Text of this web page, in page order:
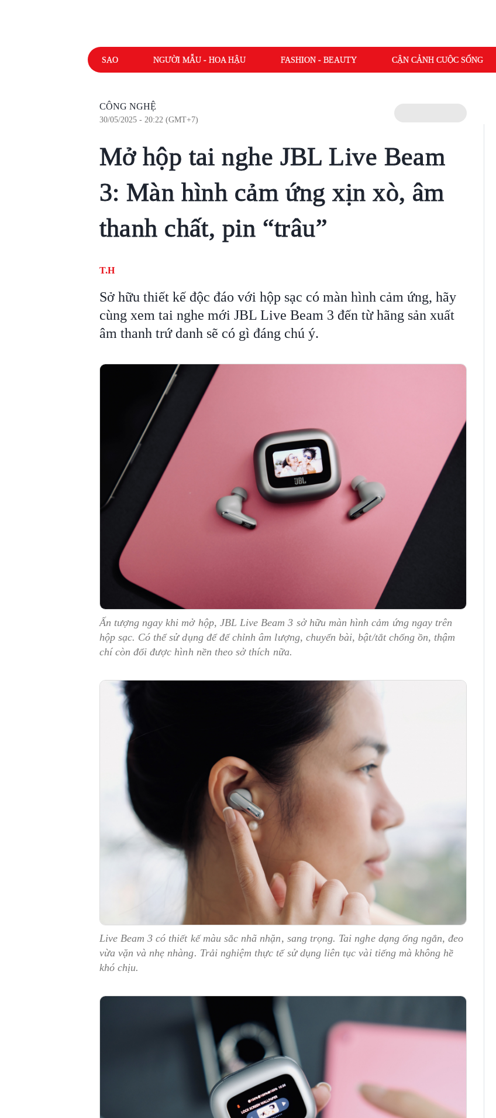
SAO NGƯỜI MẪU - HOA HẬU FASHION - BEAUTY CẬN CẢNH CUỘC SỐNG
CÔNG NGHỆ
30/05/2025 - 20:22 (GMT+7)
Mở hộp tai nghe JBL Live Beam
3: Màn hình cảm ứng xịn xò, âm
thanh chất, pin “trâu”
T.H
Sở hữu thiết kế độc đáo với hộp sạc có màn hình cảm ứng, hãy
cùng xem tai nghe mới JBL Live Beam 3 đến từ hãng sản xuất
âm thanh trứ danh sẽ có gì đáng chú ý.
Ấn tượng ngay khi mở hộp, JBL Live Beam 3 sở hữu màn hình cảm ứng ngay trên
hộp sạc. Có thể sử dụng để để chỉnh âm lượng, chuyển bài, bật/tắt chống ồn, thậm
chí còn đổi được hình nền theo sở thích nữa.
Live Beam 3 có thiết kế màu sắc nhã nhặn, sang trọng. Tai nghe dạng ống ngắn, đeo
vừa vặn và nhẹ nhàng. Trải nghiệm thực tế sử dụng liên tục vài tiếng mà không hề
khó chịu.